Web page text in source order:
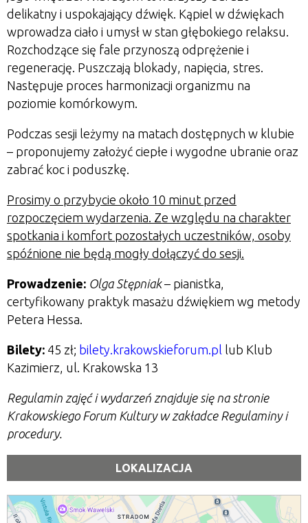
delikatny i uspokajający dźwięk. Kąpiel w dźwiękach
wprowadza ciało i umysł w stan głębokiego relaksu.
Rozchodzące się fale przynoszą odprężenie i
regenerację. Puszczają blokady, napięcia, stres.
Następuje proces harmonizacji organizmu na
poziomie komórkowym.
Podczas sesji leżymy na matach dostępnych w klubie
– proponujemy założyć ciepłe i wygodne ubranie oraz
zabrać koc i poduszkę.
Prosimy o przybycie około 10 minut przed
rozpoczęciem wydarzenia. Ze względu na charakter
spotkania i komfort pozostałych uczestników, osoby
spóźnione nie będą mogły dołączyć do sesji.
Prowadzenie: Olga Stępniak– pianistka,
certyfikowany praktyk masażu dźwiękiem wg metody
Petera Hessa.
Bilety: 45 zł; bilety.krakowskieforum.pl lub Klub
Kazimierz, ul. Krakowska 13
Regulamin zajęć i wydarzeń znajduje się na stronie
Krakowskiego Forum Kultury w zakładce Regulaminy i
procedury.
LOKALIZACJA